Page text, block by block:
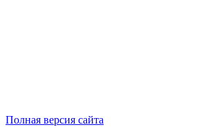
Полная версия сайта